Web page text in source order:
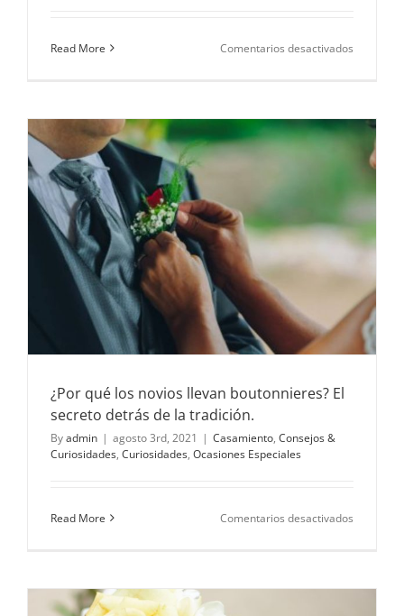
Read More Comentarios desactivados
tener
¿Por qué los novios llevan boutonnieres? El
secreto detrás de la tradición.
Byadmin | agosto 3rd, 2021 | Casamiento, Consejos &
Curiosidades, Curiosidades, Ocasiones Especiales
Read More Comentarios desactivados